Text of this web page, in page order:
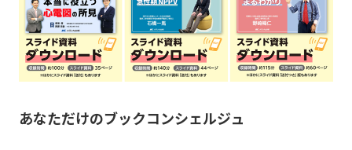
あなただけのブックコンシェルジュ